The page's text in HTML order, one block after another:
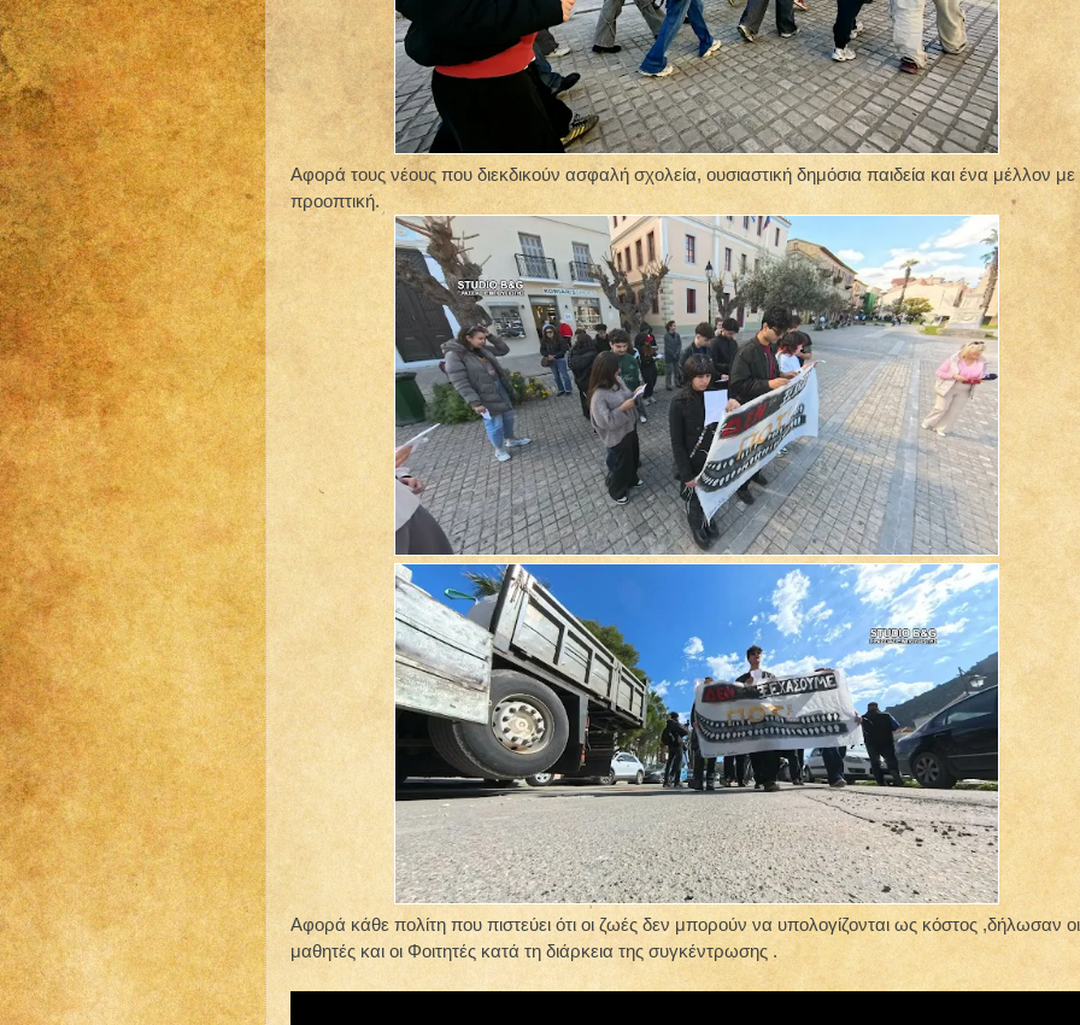
Αφορά τους νέους που διεκδικούν ασφαλή σχολεία, ουσιαστική δημόσια παιδεία και ένα μέλλον με
προοπτική.
Αφορά κάθε πολίτη που πιστεύει ότι οι ζωές δεν μπορούν να υπολογίζονται ως κόστος ,δήλωσαν οι
μαθητές και οι Φοιτητές κατά τη διάρκεια της συγκέντρωσης .